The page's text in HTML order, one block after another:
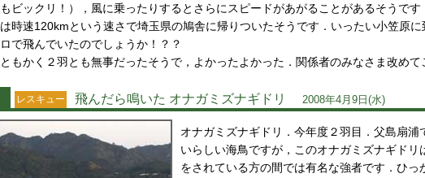
もビックリ！），風に乗ったりするとさらにスピードがあがることがあるそうで
は時速120kmという速さで埼玉県の鳩舎に帰りついたそうです．いったい小笠原
ロで飛んでいたのでしょうか！？？
ともかく２羽とも無事だったそうで，よかったよかった．関係者のみなさま改めて
レスキュー 飛んだら鳴いた オナガミズナギドリ 2008年4月9日(水)
オナガミズナギドリ．今年度２羽目．父島扇浦
いらしい海鳥ですが，このオナガミズナギド
をされている方の間では有名な強者です．ひっ